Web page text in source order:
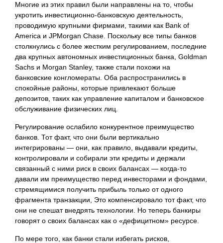
Многие из этих правил были направлены на то, чтобы
укротить инвестиционно-банковскую деятельность,
проводимую крупными фирмами, такими как Bank of
America и JPMorgan Chase. Поскольку все типы банков
столкнулись с более жестким регулированием, последние
два крупных автономных инвестиционных банка, Goldman
Sachs и Morgan Stanley, также стали похожи на
банковские конгломераты. Оба распространились в
спокойные районы, которые привлекают больше
депозитов, таких как управление капиталом и банковское
обслуживание физических лиц.
Регулирование ослабило конкурентное преимущество
банков. Тот факт, что они были вертикально
интегрированы — они, как правило, выдавали кредиты,
контролировали и собирали эти кредиты и держали
связанный с ними риск в своих балансах — когда-то
давали им преимущество перед инвесторами и фондами,
стремящимися получить прибыль только от одного
фрагмента транзакции, Это компенсировало тот факт, что
они не спешат внедрять технологии. Но теперь банкиры
говорят о своих балансах как о «дефицитном» ресурсе.
По мере того, как банки стали избегать рисков,